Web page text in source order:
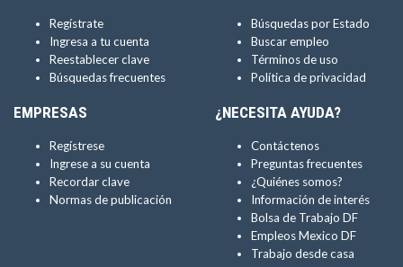
Regístrate
Ingresa a tu cuenta
Reestablecer clave
Búsquedas frecuentes
Búsquedas por Estado
Buscar empleo
Términos de uso
Política de privacidad
EMPRESAS
Regístrese
Ingrese a su cuenta
Recordar clave
Normas de publicación
¿NECESITA AYUDA?
Contáctenos
Preguntas frecuentes
¿Quiénes somos?
Información de interés
Bolsa de Trabajo DF
Empleos Mexico DF
Trabajo desde casa